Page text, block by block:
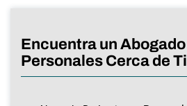
Encuentra un
Personales Cerca de Ti